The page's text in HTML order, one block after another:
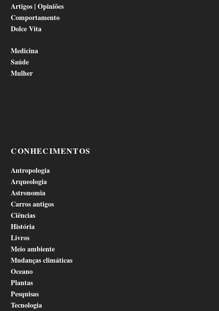
Artigos | Opiniões
Comportamento
Dolce Vita
Medicina
Saúde
Mulher
CONHECIMENTOS
Antropologia
Arqueologia
Astronomia
Carros antigos
Ciências
História
Livros
Meio ambiente
Mudanças climáticas
Oceano
Plantas
Pesquisas
Tecnologia